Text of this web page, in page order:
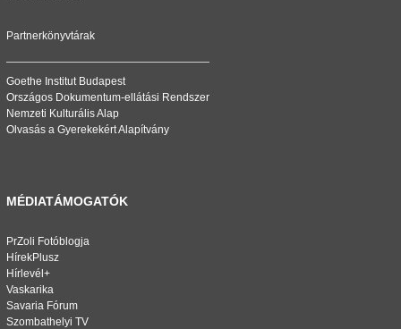
Partnerkönyvtárak
Goethe Institut Budapest
Országos Dokumentum-ellátási Rendszer
Nemzeti Kulturális Alap
Olvasás a Gyerekekért Alapítvány
MÉDIATÁMOGATÓK
PrZoli Fotóblogja
HírekPlusz
Hírlevél+
Vaskarika
Savaria Fórum
Szombathelyi TV